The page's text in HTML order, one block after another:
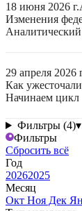
18 июня 2026 г.
Изменения
29 апреля 2026
Как
Начинаем цикл
Фильтры (4)▾
Фильтры
Сбросить всё
Год
20262025
Месяц
Окт Ноя Дек